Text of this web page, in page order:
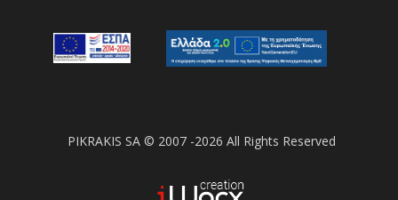
PIKRAKIS SA © 2007 -2026 All Rights Reserved